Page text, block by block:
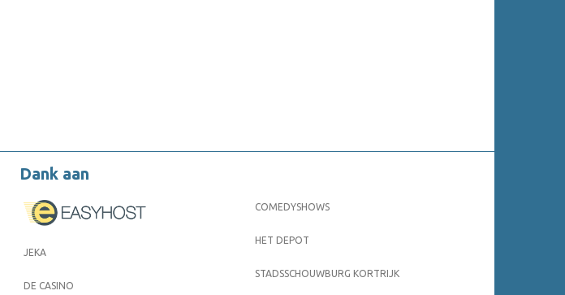
Dank aan
JEKA
DE CASINO
COMEDYSHOWS
HET DEPOT
STADSSCHOUWBURG KORTRIJK